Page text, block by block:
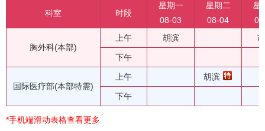
科室 时段
星期一
08-03
星期二
08-04
星
胸外科(本部)
上午 胡滨
下午
国际医疗部(本部特需)
上午 胡滨
下午
*手机端滑动表格查看更多